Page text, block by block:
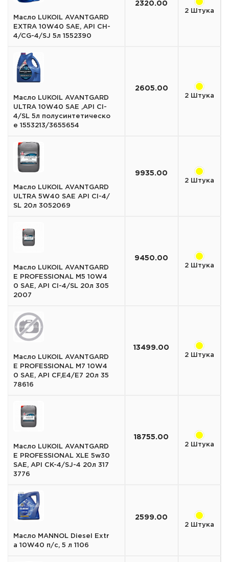
Масло LUKOIL AVANTGARD
EXTRA 10W40 SAE, API CH-
4/CG-4/SJ 5л 1552390
2320.00
2 Штука
Масло LUKOIL AVANTGARD
ULTRA 10W40 SAE ,API CI-
4/SL 5л полусинтетическо
е 1553213/3655654
2605.00
2 Штука
Масло LUKOIL AVANTGARD
ULTRA 5W40 SAE API CI-4/
SL 20л 3052069
9935.00
2 Штука
Масло LUKOIL AVANTGARD
E PROFESSIONAL M5 10W4
0 SAE, API CI-4/SL 20л 305
2007
9450.00
2 Штука
Масло LUKOIL AVANTGARD
E PROFESSIONAL M7 10W4
0 SAE, API CF,E4/E7 20л 35
78616
13499.00
2 Штука
Масло LUKOIL AVANTGARD
E PROFESSIONAL XLE 5w30
SAE, API CK-4/SJ-4 20л 317
3776
18755.00
2 Штука
Масло MANNOL Diesel Extr
a 10W40 п/с, 5 л 1106
2599.00
2 Штука